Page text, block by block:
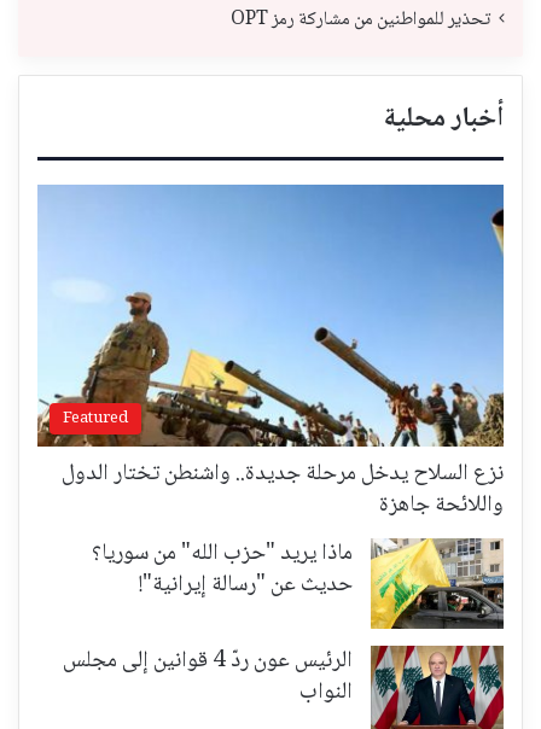
تحذير للمواطنين من مشاركة رمز OPT
أخبار محلية
Featured
نزع السلاح يدخل مرحلة جديدة.. واشنطن تختار الدول
واللائحة جاهزة
ماذا يريد "حزب الله" من سوريا؟
حديث عن "رسالة إيرانية"!
الرئيس عون ردّ 4 قوانين إلى مجلس
النواب